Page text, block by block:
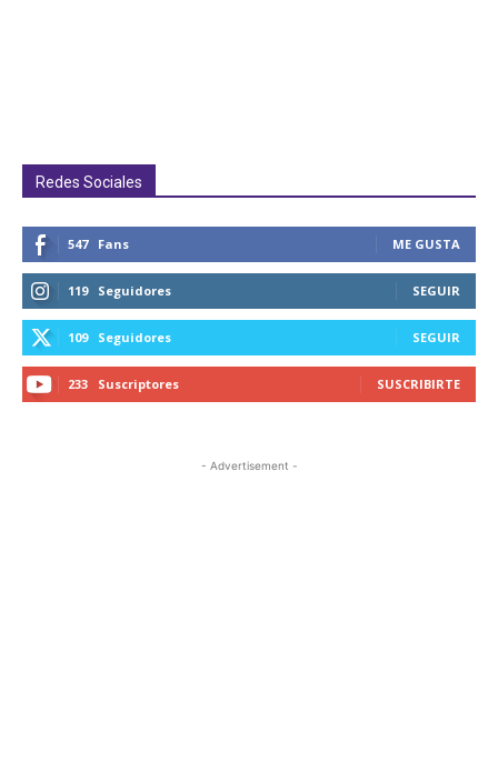
Redes Sociales
547 Fans ME GUSTA
119 Seguidores SEGUIR
109 Seguidores SEGUIR
233 Suscriptores SUSCRIBIRTE
- Advertisement -